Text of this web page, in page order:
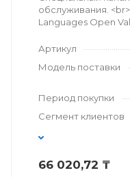
обслуживания.
Languages Open
Артикул
Модель поставки
Период покупки
Сегмент клиентов
66 020,72 ₸